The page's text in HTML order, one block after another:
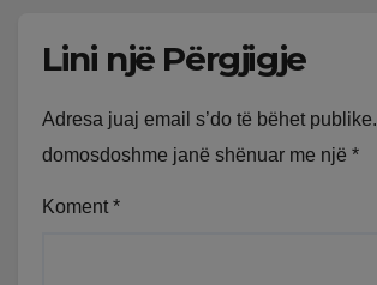
Lini një Përgjigje
Adresa juaj email s’do të bëhet publike.
domosdoshme janë shënuar me një *
Koment *